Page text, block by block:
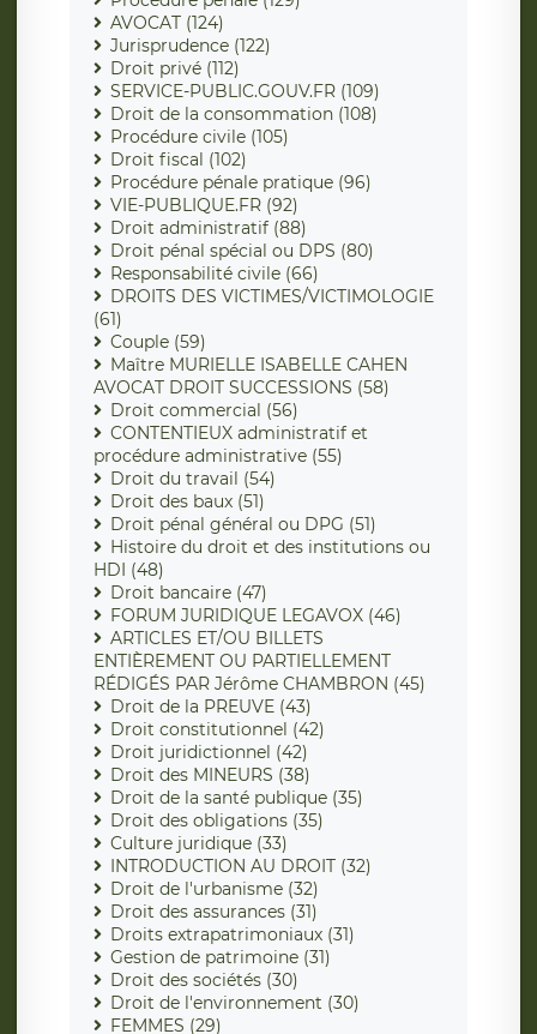
AVOCAT (124)
Jurisprudence (122)
Droit privé (112)
SERVICE-PUBLIC.GOUV.FR (109)
Droit de la consommation (108)
Procédure civile (105)
Droit fiscal (102)
Procédure pénale pratique (96)
VIE-PUBLIQUE.FR (92)
Droit administratif (88)
Droit pénal spécial ou DPS (80)
Responsabilité civile (66)
DROITS DES VICTIMES/VICTIMOLOGIE
(61)
Couple (59)
Maître MURIELLE ISABELLE CAHEN
AVOCAT DROIT SUCCESSIONS (58)
Droit commercial (56)
CONTENTIEUX administratif et
procédure administrative (55)
Droit du travail (54)
Droit des baux (51)
Droit pénal général ou DPG (51)
Histoire du droit et des institutions ou
HDI (48)
Droit bancaire (47)
FORUM JURIDIQUE LEGAVOX (46)
ARTICLES ET/OU BILLETS
ENTIÈREMENT OU PARTIELLEMENT
RÉDIGÉS PAR Jérôme CHAMBRON (45)
Droit de la PREUVE (43)
Droit constitutionnel (42)
Droit juridictionnel (42)
Droit des MINEURS (38)
Droit de la santé publique (35)
Droit des obligations (35)
Culture juridique (33)
INTRODUCTION AU DROIT (32)
Droit de l'urbanisme (32)
Droit des assurances (31)
Droits extrapatrimoniaux (31)
Gestion de patrimoine (31)
Droit des sociétés (30)
Droit de l'environnement (30)
FEMMES (29)